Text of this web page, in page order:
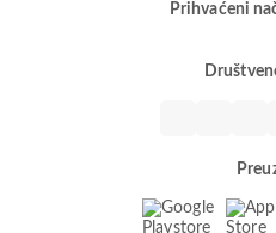
Prihvaćeni